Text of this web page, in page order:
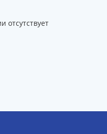
отсутствует